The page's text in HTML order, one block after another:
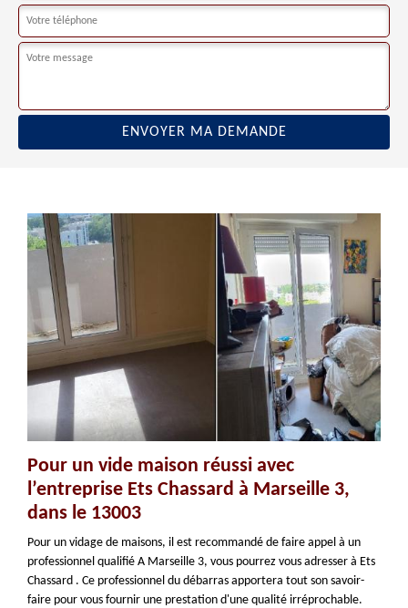
Pour un vide maison réussi avec
l’entreprise Ets Chassard à Marseille 3,
dans le 13003
Pour un vidage de maisons, il est recommandé de faire appel à un
professionnel qualifié A Marseille 3, vous pourrez vous adresser à Ets
Chassard . Ce professionnel du débarras apportera tout son savoir-
faire pour vous fournir une prestation d'une qualité irréprochable.